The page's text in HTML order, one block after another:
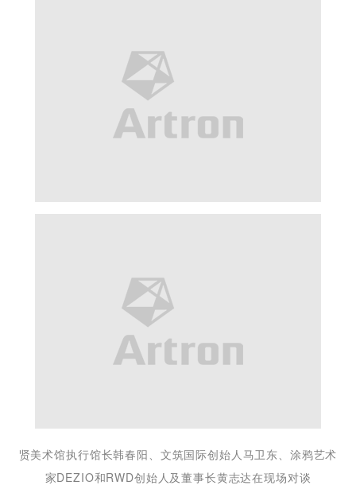
贤美术馆执行馆长韩春阳、文筑国际创始人马卫东、涂鸦艺术
家DEZIO和RWD创始人及董事长黄志达在现场对谈